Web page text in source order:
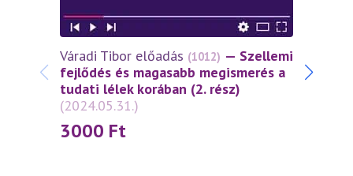
Váradi Tibor előadás (1012) — Szellemi
fejlődés és magasabb megismerés a
tudati lélek korában (2. rész)
(2024.05.31.)
3000 Ft